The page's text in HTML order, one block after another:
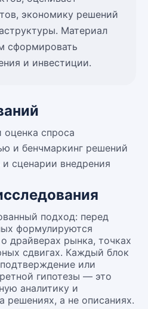
экономику решений
Материал
сформировать
и инвестиции.
оценка спроса
и бенчмаркинг решений
сценарии внедрения
подход: перед
формулируются
драйверах рынка, точках
сдвигах. Каждый блок
или
гипотезы — это
аналитику и
решениях, а не описаниях.